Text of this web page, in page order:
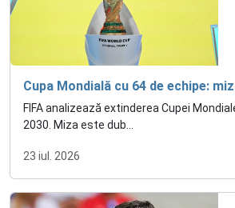
Cupa Mondială cu 64 de echipe:
FIFA analizează extinderea Cupei
2030. Miza este dub...
23 iul. 2026